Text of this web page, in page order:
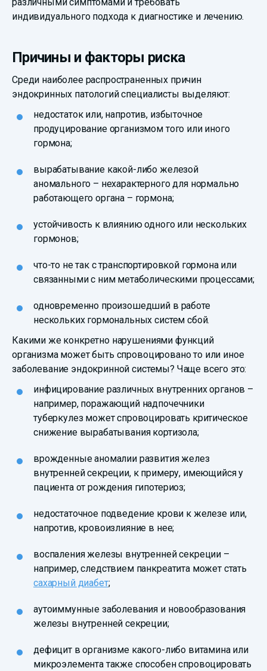
индивидуального подхода к диагностике и лечению.
Причины и факторы риска
Среди наиболее распространенных причин
эндокринных патологий специалисты выделяют:
недостаток или, напротив, избыточное
продуцирование организмом того или иного
гормона;
вырабатывание какой-либо железой
аномального – нехарактерного для нормально
работающего органа – гормона;
устойчивость к влиянию одного или нескольких
гормонов;
что-то не так с транспортировкой гормона или
связанными с ним метаболическими процессами;
одновременно произошедший в работе
нескольких гормональных систем сбой.
Какими же конкретно нарушениями функций
организма может быть спровоцировано то или иное
заболевание эндокринной системы? Чаще всего это:
инфицирование различных внутренних органов –
например, поражающий надпочечники
туберкулез может спровоцировать критическое
снижение вырабатывания кортизола;
врожденные аномалии развития желез
внутренней секреции, к примеру, имеющийся у
пациента от рождения гипотериоз;
недостаточное подведение крови к железе или,
напротив, кровоизлияние в нее;
воспаления железы внутренней секреции –
например, следствием панкреатита может стать
сахарный диабет;
аутоиммунные заболевания и новообразования
железы внутренней секреции;
дефицит в организме какого-либо витамина или
микроэлемента также способен спровоцировать